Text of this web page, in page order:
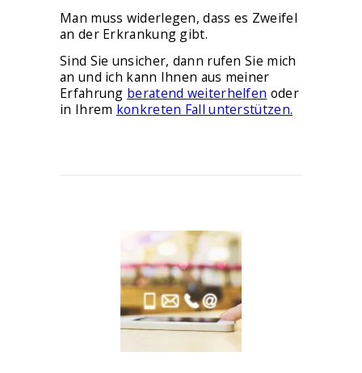
Man muss widerlegen, dass es Zweifel
an der Erkrankung gibt.
Sind Sie unsicher, dann rufen Sie mich
an und ich kann Ihnen aus meiner
Erfahrung beratend weiterhelfen oder
in Ihrem konkreten Fall unterstützen.